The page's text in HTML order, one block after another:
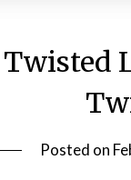
Posted on